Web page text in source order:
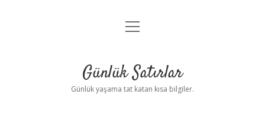
Anasayfa
Yasal Uyarı
menüyü
Günlük Satırlar
Günlük yaşama tat katan kısa bilgiler.